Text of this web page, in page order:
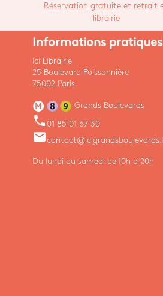
Réservation gratuite et retrait
librairie
Informations pratiques
Ici Librairie
25 Boulevard Poissonnière
75002 Paris
Grands Boulevards
phone 01 85 01 67 30
email
Du lundi au samedi de 10h à 20h